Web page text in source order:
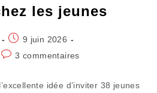
les jeunes
Publication
publiée :
9 juin 2026
Commentaires
3 commentaires
idée d’inviter 38 jeunes